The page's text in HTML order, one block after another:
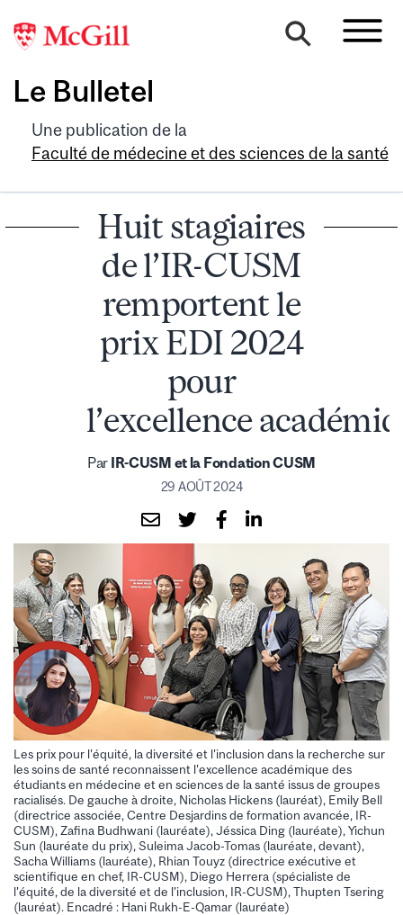
Le Bulletel
Une publication de la
Faculté de médecine et des sciences de la santé
Huit stagiaires
de l’IR-CUSM
remportent le
prix EDI 2024
pour
l’excellence
Par IR-CUSM et la Fondation CUSM
29 AOÛT 2024
Les prix pour l'équité, la diversité et l'inclusion dans la recherche sur
les soins de santé reconnaissent l'excellence académique des
étudiants en médecine et en sciences de la santé issus de groupes
racialisés. De gauche à droite, Nicholas Hickens (lauréat), Emily Bell
(directrice associée, Centre Desjardins de formation avancée, IR-
CUSM), Zafina Budhwani (lauréate), Jéssica Ding (lauréate), Yichun
Sun (lauréate du prix), Suleima Jacob-Tomas (lauréate, devant),
Sacha Williams (lauréate), Rhian Touyz (directrice exécutive et
scientifique en chef, IR-CUSM), Diego Herrera (spécialiste de
l'équité, de la diversité et de l'inclusion, IR-CUSM), Thupten Tsering
(lauréat). Encadré : Hani Rukh-E-Qamar (lauréate)